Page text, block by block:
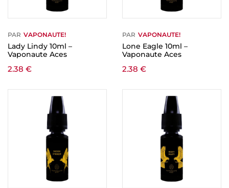
PAR VAPONAUTE!
Lady Lindy 10ml –
Vaponaute Aces
2.38 €
PAR VAPONAUTE!
Lone Eagle 10ml –
Vaponaute Aces
2.38 €